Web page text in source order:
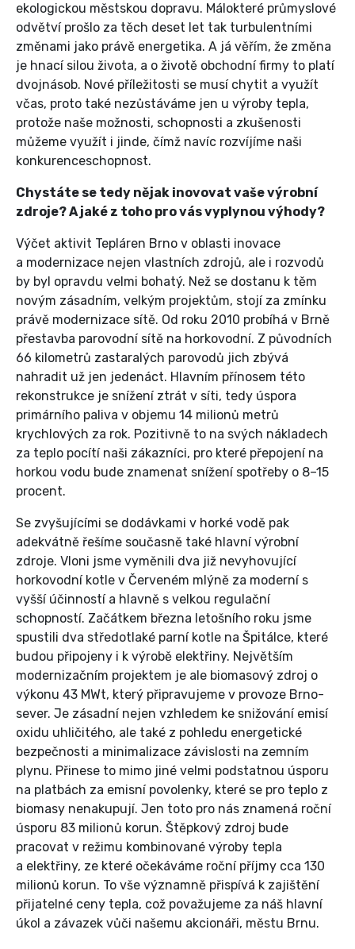
ekologickou městskou dopravu. Málokteré průmyslové
odvětví prošlo za těch deset let tak turbulentními
změnami jako právě energetika. A já věřím, že změna
je hnací silou života, a o životě obchodní firmy to platí
dvojnásob. Nové příležitosti se musí chytit a využít
včas, proto také nezůstáváme jen u výroby tepla,
protože naše možnosti, schopnosti a zkušenosti
můžeme využít i jinde, čímž navíc rozvíjíme naši
konkurenceschopnost.
Chystáte se tedy nějak inovovat vaše výrobní
zdroje? A jaké z toho pro vás vyplynou výhody?
Výčet aktivit Tepláren Brno v oblasti inovace
a modernizace nejen vlastních zdrojů, ale i rozvodů
by byl opravdu velmi bohatý. Než se dostanu k těm
novým zásadním, velkým projektům, stojí za zmínku
právě modernizace sítě. Od roku 2010 probíhá v Brně
přestavba parovodní sítě na horkovodní. Z původních
66 kilometrů zastaralých parovodů jich zbývá
nahradit už jen jedenáct. Hlavním přínosem této
rekonstrukce je snížení ztrát v síti, tedy úspora
primárního paliva v objemu 14 milionů metrů
krychlových za rok. Pozitivně to na svých nákladech
za teplo pocítí naši zákazníci, pro které přepojení na
horkou vodu bude znamenat snížení spotřeby o 8–15
procent.
Se zvyšujícími se dodávkami v horké vodě pak
adekvátně řešíme současně také hlavní výrobní
zdroje. Vloni jsme vyměnili dva již nevyhovující
horkovodní kotle v Červeném mlýně za moderní s
vyšší účinností a hlavně s velkou regulační
schopností. Začátkem března letošního roku jsme
spustili dva středotlaké parní kotle na Špitálce, které
budou připojeny i k výrobě elektřiny. Největším
modernizačním projektem je ale biomasový zdroj o
výkonu 43 MWt, který připravujeme v provoze Brno-
sever. Je zásadní nejen vzhledem ke snižování emisí
oxidu uhličitého, ale také z pohledu energetické
bezpečnosti a minimalizace závislosti na zemním
plynu. Přinese to mimo jiné velmi podstatnou úsporu
na platbách za emisní povolenky, které se pro teplo z
biomasy nenakupují. Jen toto pro nás znamená roční
úsporu 83 milionů korun. Štěpkový zdroj bude
pracovat v režimu kombinované výroby tepla
a elektřiny, ze které očekáváme roční příjmy cca 130
milionů korun. To vše významně přispívá k zajištění
přijatelné ceny tepla, což považujeme za náš hlavní
úkol a závazek vůči našemu akcionáři, městu Brnu.